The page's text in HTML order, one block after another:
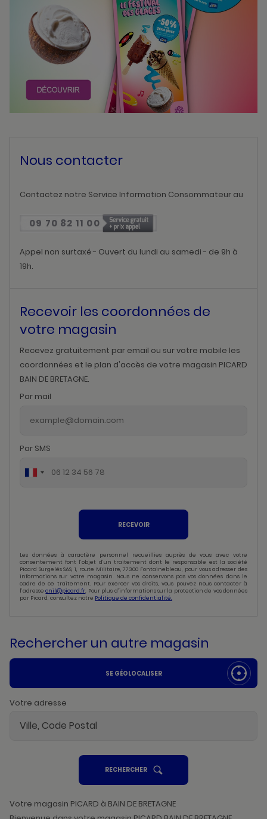
Nous contacter
Contactez notre Service Information Consommateur au
09 70 82 11 00
Appel non surtaxé - Ouvert du lundi au samedi - de 9h à
19h.
Recevoir les coordonnées de
votre magasin
Recevez gratuitement par email ou sur votre mobile les
coordonnées et le plan d'accès de votre magasin PICARD
BAIN DE BRETAGNE.
Par mail
Par SMS
RECEVOIR
Les données à caractère personnel recueillies auprès de vous avec votre
consentement font l’objet d’un traitement dont le responsable est la société
Picard Surgelés SAS, 1, route Militaire, 77300 Fontainebleau, pour vous adresser des
informations sur votre magasin. Nous ne conservons pas vos données dans le
cadre de ce traitement. Pour exercer vos droits, vous pouvez nous contacter à
l’adressecnil@picard.fr. Pour plus d’informations sur la protection de vos données
par Picard, consultez notre Politique de confidentialité.
Rechercher un autre magasin
SE GÉOLOCALISER
Votre adresse
RECHERCHERUN
POINT
VENTE
Votre magasin PICARD à BAIN DE BRETAGNE